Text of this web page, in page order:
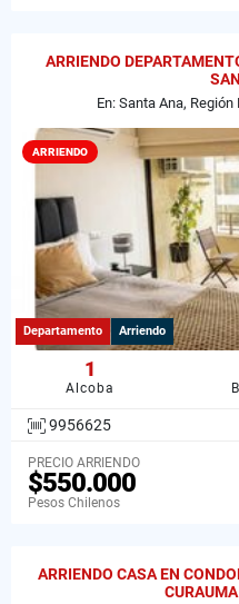
ARRIENDO
En: Santa Ana,
ARRIENDO
Departamento Arriendo
1
Alcoba
9956625
PRECIO ARRIENDO
$550.000
Pesos Chilenos
ARRIENDO CASA EN